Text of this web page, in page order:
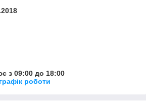
з 09:00 до 18:00
роботи